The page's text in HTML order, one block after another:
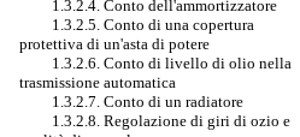
1.3.2.4. Conto dell'ammortizzatore
1.3.2.5. Conto di una copertura
protettiva di un'asta di potere
1.3.2.6. Conto di livello di olio nella
trasmissione automatica
1.3.2.7. Conto di un radiatore
1.3.2.8. Regolazione di giri di ozio e